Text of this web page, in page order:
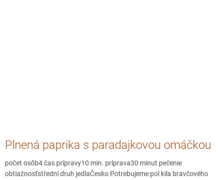
Plnená paprika s paradajkovou omáčkou
počet osôb4 čas prípravy10 min. príprava30 minut pečenie
obtiažnosťstřední druh jedlaČesko Potrebujeme pol kila bravčového